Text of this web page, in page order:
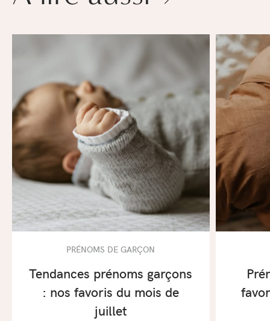
PRÉNOMS DE GARÇON
Tendances prénoms garçons
: nos favoris du mois de
juillet